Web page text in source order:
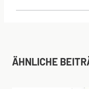
ÄHNLICHE